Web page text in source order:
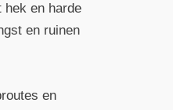
hek en harde
en ruinen
en